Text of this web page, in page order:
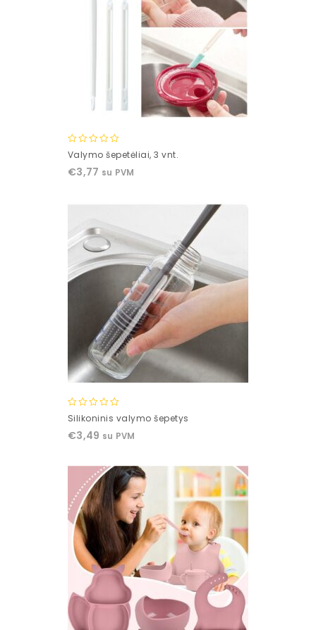
0
of
Valymo šepetėliai, 3 vnt.
€3,77 su PVM
0
of
Silikoninis valymo šepetys
€3,49 su PVM